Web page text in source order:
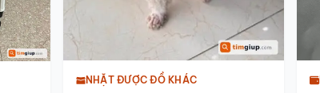
NHẶT ĐƯỢC ĐỒ KHÁC